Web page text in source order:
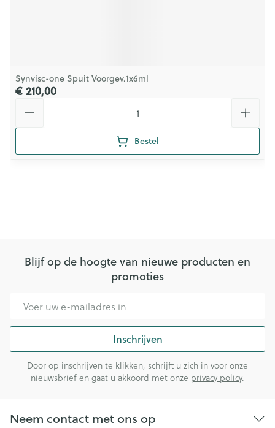
Synvisc-one Spuit Voorgev.1x6ml
€ 210,00
Bestel
Blijf op de hoogte van nieuwe producten en
promoties
Inschrijven
Door op inschrijven te klikken, schrijft u zich in voor onze
nieuwsbrief en gaat u akkoord met onze privacy policy.
Neem contact met ons op